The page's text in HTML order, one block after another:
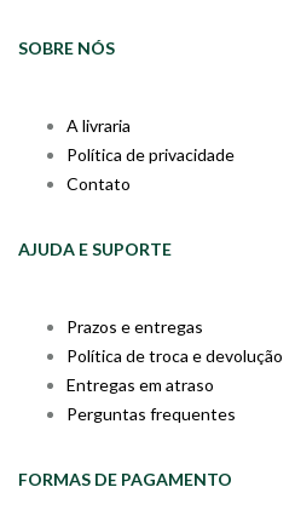
SOBRE NÓS
A livraria
Política de privacidade
Contato
AJUDA E SUPORTE
Prazos e entregas
Política de troca e devolução
Entregas em atraso
Perguntas frequentes
FORMAS DE PAGAMENTO